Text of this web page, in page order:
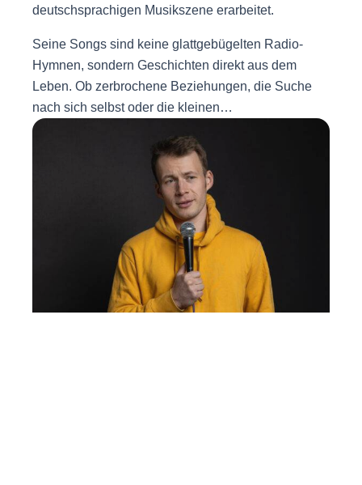
deutschsprachigen Musikszene erarbeitet.
Seine Songs sind keine glattgebügelten Radio-
Hymnen, sondern Geschichten direkt aus dem
Leben. Ob zerbrochene Beziehungen, die Suche
nach sich selbst oder die kleinen…